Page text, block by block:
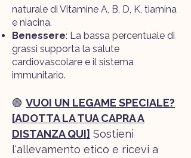
naturale di Vitamine A, B, D, K, tiamina
e niacina.
Benessere: La bassa percentuale di
grassi supporta la salute
cardiovascolare e il sistema
immunitario.
🟢 VUOI UN LEGAME SPECIALE?
[ADOTTA LA TUA CAPRA A
DISTANZA QUI] Sostieni
l'allevamento etico e ricevi a